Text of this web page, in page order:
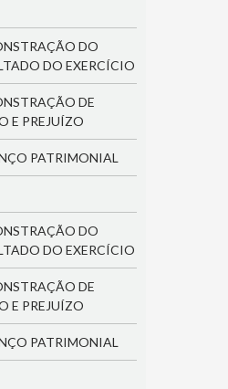
DO
DO EXERCÍCIO
DE
E PREJUÍZO
PATRIMONIAL
DO
DO EXERCÍCIO
DE
E PREJUÍZO
PATRIMONIAL